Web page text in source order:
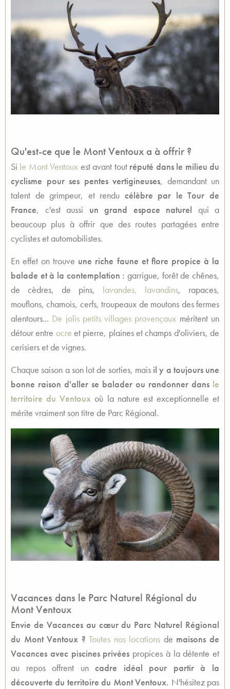
Qu'est-ce que le Mont Ventoux a à offrir ?
Si le Mont Ventoux est avant tout réputé dans le milieu du
cyclisme pour ses pentes vertigineuses, demandant un
talent de grimpeur, et rendu célèbre par le Tour de
France, c'est aussi un grand espace naturel qui a
beaucoup plus à offrir que des routes partagées entre
cyclistes et automobilistes.
En effet on trouve une riche faune et flore propice à la
balade et à la contemplation : garrigue, forêt de chênes,
de cèdres, de pins, lavandes, lavandins, rapaces,
mouflons, chamois, cerfs, troupeaux de moutons des fermes
alentours... De jolis petits villages provençaux méritent un
détour entre ocre et pierre, plaines et champs d'oliviers, de
cerisiers et de vignes.
Chaque saison a son lot de sorties, mais il y a toujours une
bonne raison d'aller se balader ou randonner dans le
territoire du Ventoux où la nature est exceptionnelle et
mérite vraiment son titre de Parc Régional.
Vacances dans le Parc Naturel Régional du
Mont Ventoux
Envie de Vacances au cœur du Parc Naturel Régional
du Mont Ventoux ? Toutes nos locations de maisons de
Vacances avec piscines privées propices à la détente et
au repos offrent uncadre idéal pour partir à la
découverte du territoire du Mont Ventoux. N'hésitez pas